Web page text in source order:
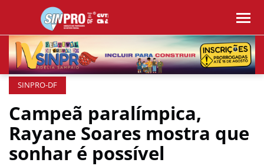
SINPRO-DF
Campeã paralímpica,
Rayane Soares mostra que
sonhar é possível